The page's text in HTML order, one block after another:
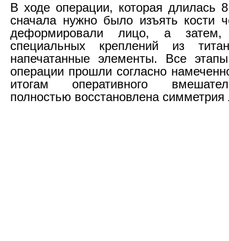
В ходе операции, которая длилась
сначала нужно было изъять кости
деформировали лицо, а
специальных креплений из
напечатанные элементы. Все
операции прошли согласно
итогам оперативного
полностью восстановлена